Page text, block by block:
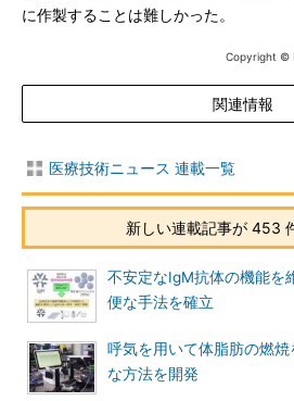
に作製することは難しかった。
Copyright ©
関連情報
医療技術ニュース 連載一覧
新しい連載記事が 453
不安定なIgM抗体の機能を
便な手法を確立
呼気を用いて体脂肪の燃
な方法を開発